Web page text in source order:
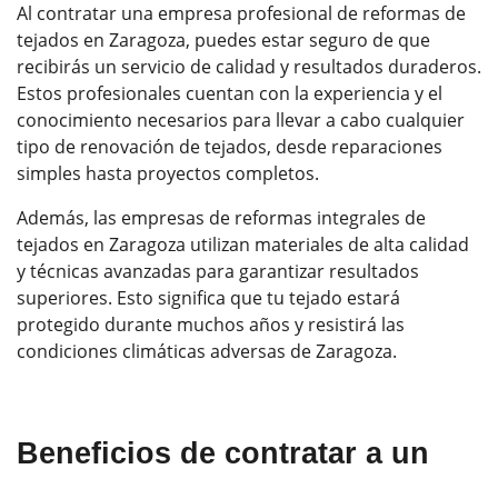
Al contratar una empresa profesional de reformas de
tejados en Zaragoza, puedes estar seguro de que
recibirás un servicio de calidad y resultados duraderos.
Estos profesionales cuentan con la experiencia y el
conocimiento necesarios para llevar a cabo cualquier
tipo de renovación de tejados, desde reparaciones
simples hasta proyectos completos.
Además, las empresas de reformas integrales de
tejados en Zaragoza utilizan materiales de alta calidad
y técnicas avanzadas para garantizar resultados
superiores. Esto significa que tu tejado estará
protegido durante muchos años y resistirá las
condiciones climáticas adversas de Zaragoza.
Beneficios de contratar a un